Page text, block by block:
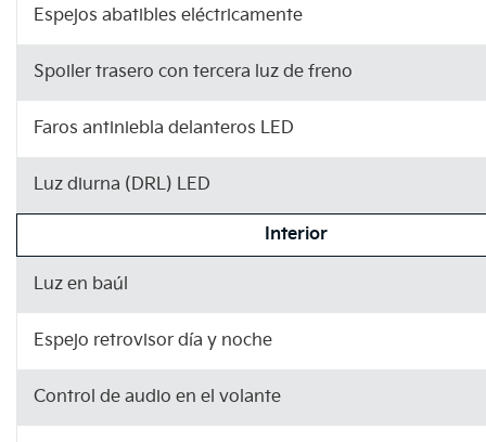
Espejos abatibles eléctricamente
Spoiler trasero con tercera luz de freno
Faros antiniebla delanteros LED
Luz diurna (DRL) LED
Interior
Luz en baúl
Espejo retrovisor día y noche
Control de audio en el volante